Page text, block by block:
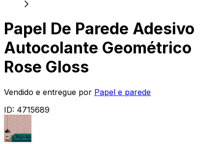
Papel De Parede Adesivo
Autocolante Geométrico
Rose Gloss
Vendido e entregue por Papel e parede
ID: 4715689